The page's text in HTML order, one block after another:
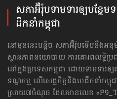
សភាអ៊ឺរ៉ុបទាមទារ​ឲ្យបន្ថែ
ដឹកនាំកម្ពុជា
នៅមុននេះបន្តិច សភាអ៊ឺរ៉ុបទើបនឹង
ស្ថានភាពនយោបាយ ការគោរព​លទ្ធិ​ប្
នៅក្នុងប្រទេសកម្ពុជា ដោយទាមទារឲ្
ទណ្ឌកម្ម លើសេដ្ឋកិច្ច​និងមេដឹកនាំកម្
ស្រាយ៧ចំណុច ដែលមានលេខ